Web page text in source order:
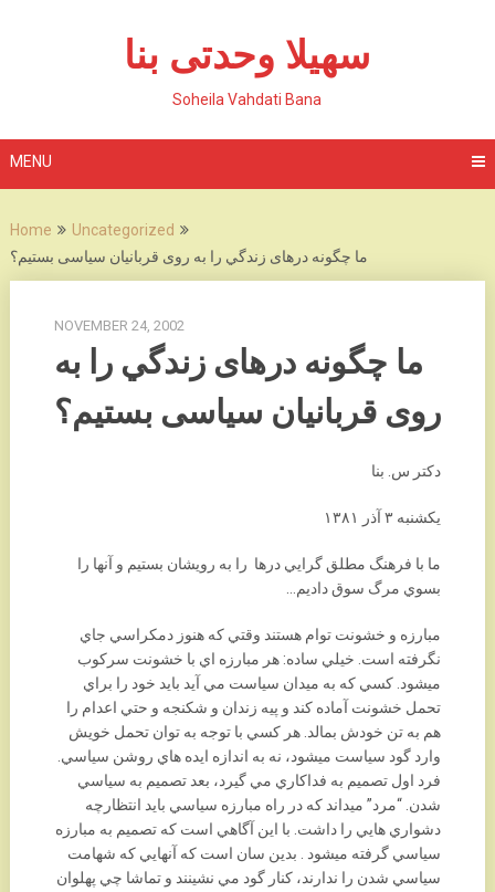
سهیلا وحدتی بنا
Soheila Vahdati Bana
MENU
Home
Uncategorized
ما چگونه درهای زندگي را به روی قربانيان سياسی بستيم؟
NOVEMBER 24, 2002
ما چگونه درهای زندگي را به
روی قربانيان سياسی بستيم؟
دکتر س. بنا
يكشنبه ٣ آذر ١٣٨١
ما با فرهنگ مطلق گرايي درها را به رويشان بستيم و آنها را
بسوي مرگ سوق داديم…
مبارزه و خشونت توام هستند وقتي که هنوز دمکراسي جاي
نگرفته است. خيلي ساده: هر مبارزه اي با خشونت سرکوب
ميشود. کسي که به ميدان سياست مي آيد بايد خود را براي
تحمل خشونت آماده کند و پيه زندان و شکنجه و حتي اعدام را
هم به تن خودش بمالد. هر کسي با توجه به توان تحمل خويش
وارد گود سياست ميشود، نه به اندازه ايده هاي روشن سياسي.
فرد اول تصميم به فداکاري مي گيرد، بعد تصميم به سياسي
شدن. “مرد” ميداند که در راه مبارزه سياسي بايد انتظارچه
دشواري هايي را داشت. با اين آگاهي است که تصميم به مبارزه
سياسي گرفته ميشود . بدين سان است که آنهايي که شهامت
سياسي شدن را ندارند، کنار گود مي نشينند و تماشا چي پهلوان